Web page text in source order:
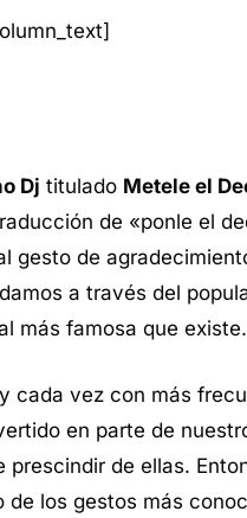
Dj titulado Metele el
de «ponle el
gesto de
a través del
más famosa que existe.
cada vez con más
en parte de
prescindir de ellas.
de los gestos más